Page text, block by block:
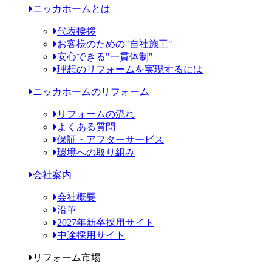
ニッカホームとは
代表挨拶
お客様のための"自社施工"
安心できる"一貫体制"
理想のリフォームを実現するには
ニッカホームのリフォーム
リフォームの流れ
よくある質問
保証・アフターサービス
環境への取り組み
会社案内
会社概要
沿革
2027年新卒採用サイト
中途採用サイト
リフォーム市場